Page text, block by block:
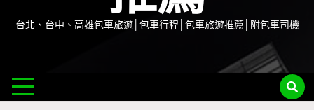
台北、台中、高雄包車旅遊│包車行程│包車旅遊推薦│附包車司機